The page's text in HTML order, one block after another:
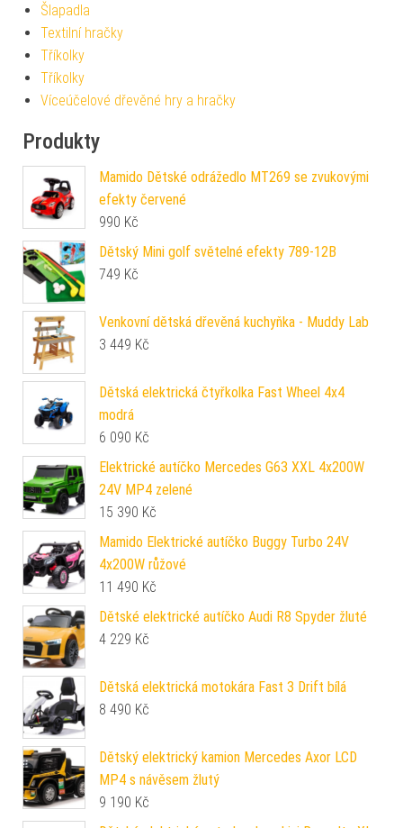
Šlapadla
Textilní hračky
Tříkolky
Tříkolky
Víceúčelové dřevěné hry a hračky
Produkty
Mamido Dětské odrážedlo MT269 se zvukovými
efekty červené
990 Kč
Dětský Mini golf světelné efekty 789-12B
749 Kč
Venkovní dětská dřevěná kuchyňka - Muddy Lab
3 449 Kč
Dětská elektrická čtyřkolka Fast Wheel 4x4
modrá
6 090 Kč
Elektrické autíčko Mercedes G63 XXL 4x200W
24V MP4 zelené
15 390 Kč
Mamido Elektrické autíčko Buggy Turbo 24V
4x200W růžové
11 490 Kč
Dětské elektrické autíčko Audi R8 Spyder žluté
4 229 Kč
Dětská elektrická motokára Fast 3 Drift bílá
8 490 Kč
Dětský elektrický kamion Mercedes Axor LCD
MP4 s návěsem žlutý
9 190 Kč